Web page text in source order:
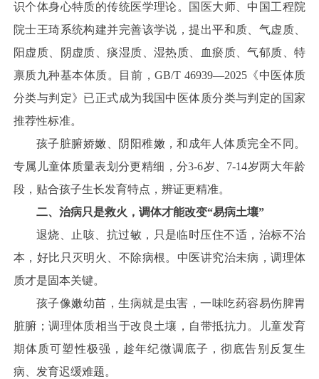
识个体身心特质的传统医学理论。国医大师、中国工程院
院士王琦系统构建并完善该学说，提出平和质、气虚质、
阳虚质、阴虚质、痰湿质、湿热质、血瘀质、气郁质、特
禀质九种基本体质。目前，GB/T 46939—2025《中医体质
分类与判定》已正式成为我国中医体质分类与判定的国家
推荐性标准。
孩子脏腑娇嫩、阴阳稚嫩，和成年人体质完全不同。
专属儿童体质量表划分更精细，分3-6岁、7-14岁两大年龄
段，贴合孩子生长发育特点，辨证更精准。
二、治病只是救火，调体才能改变“易病土壤”
退烧、止咳、抗过敏，只是临时压住不适，治标不治
本，好比只灭明火、不除病根。中医讲究治未病，调理体
质才是固本关键。
孩子像嫩幼苗，生病就是虫害，一味吃药容易伤脾胃
脏腑；调理体质相当于改良土壤，自带抵抗力。儿童发育
期体质可塑性极强，趁年纪微调底子，彻底告别反复生
病、发育迟缓难题。